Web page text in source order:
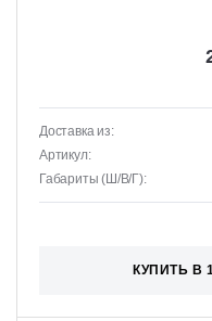
Доставка из:
Артикул:
Габариты (Ш/В/Г):
КУПИТЬ В